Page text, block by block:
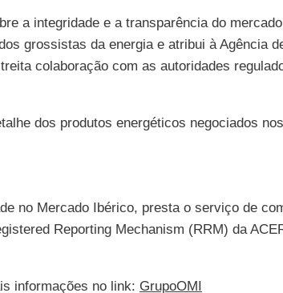
a integridade e a transparência do
grossistas da energia e atribui à Agência
colaboração com as autoridades
dos produtos energéticos negociados
no Mercado Ibérico, presta o serviço de
Reporting Mechanism (RRM) da
informações no link: GrupoOMI